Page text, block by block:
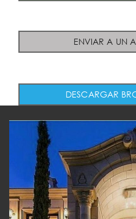
ENVIAR A UN
DESCARGAR